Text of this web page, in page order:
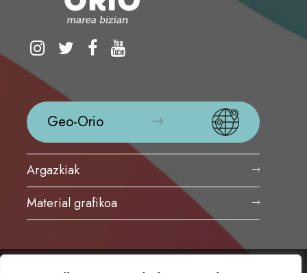
Geo-Orio
Argazkiak
Material grafikoa